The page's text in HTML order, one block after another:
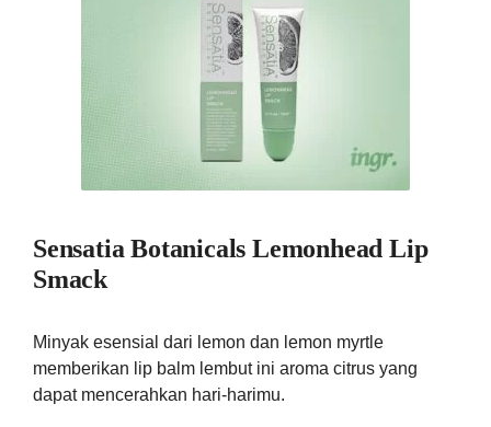
Sensatia Botanicals Lemonhead Lip
Smack
Minyak esensial dari lemon dan lemon myrtle
memberikan lip balm lembut ini aroma citrus yang
dapat mencerahkan hari-harimu.